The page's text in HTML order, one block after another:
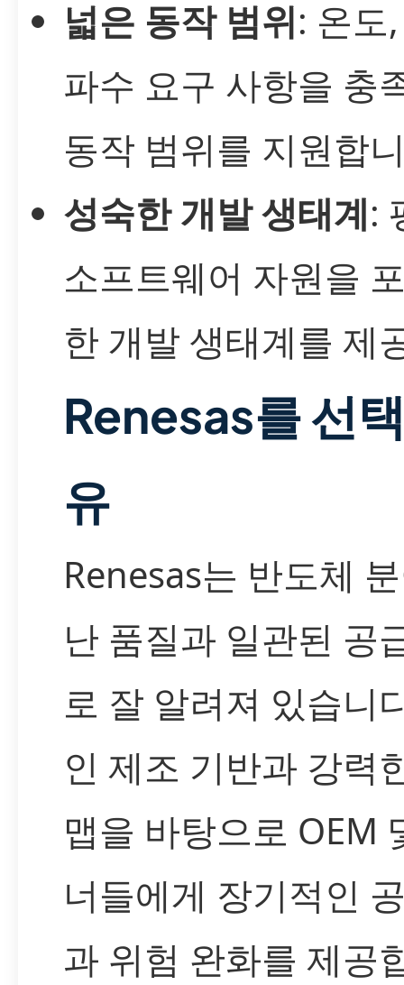
넓은 동작 범위: 온도
파수 요구 사항을 충
동작 범위를 지원합
성숙한 개발 생태계:
소프트웨어 자원을
한 개발 생태계를 제
Renesas를 선
유
Renesas는 반도체
난 품질과 일관된 공
로 잘 알려져 있습니
인 제조 기반과 강력
맵을 바탕으로 OEM
너들에게 장기적인
과 위험 완화를 제공